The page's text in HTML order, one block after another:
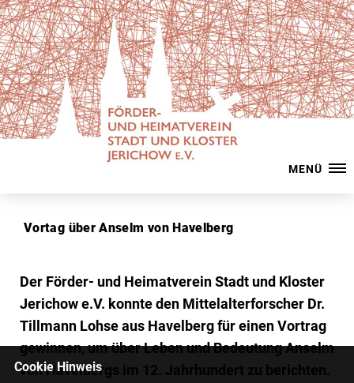
MENÜ
Vortag über Anselm von Havelberg
Der Förder- und Heimatverein Stadt und Kloster
Jerichow e.V. konnte den Mittelalterforscher Dr.
Tillmann Lohse aus Havelberg für einen Vortrag
gewinnen, um über Leben und Bedeutung Anselm
von Havelbergs im 12. Jahrhundert zu berichten.
Cookie Hinweis